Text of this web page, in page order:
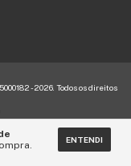
ENTENDI
- 2026. Todos os direitos